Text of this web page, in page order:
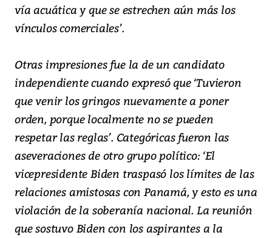
vía acuática y que se estrechen aún más los
vínculos comerciales’.
Otras impresiones fue la de un candidato
independiente cuando expresó que ‘Tuvieron
que venir los gringos nuevamente a poner
orden, porque localmente no se pueden
respetar las reglas’. Categóricas fueron las
aseveraciones de otro grupo político: ‘El
vicepresidente Biden traspasó los límites de las
relaciones amistosas con Panamá, y esto es una
violación de la soberanía nacional. La reunión
que sostuvo Biden con los aspirantes a la